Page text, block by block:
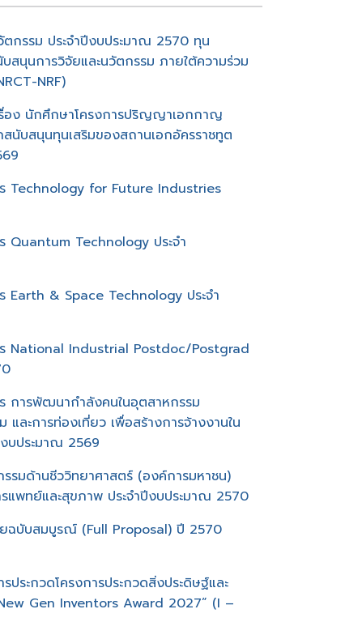
ตกรรม ประจำปีงบประมาณ 2570 ทุน
สนุนการวิจัยและนวัตกรรม ภายใต้ความร่วม
NRF)
อง นักศึกษาโครงการปริญญาเอกกาญ
นับสนุนทุนเสริมของสถานเอกอัครราชทูต
ร Technology for Future Industries
Quantum Technology ประจำ
Earth & Space Technology ประจำ
ร National Industrial Postdoc/Postgrad
การพัฒนากำลังคนในอุตสาหกรรม
ละการท่องเที่ยว เพื่อสร้างการจ้างงานใน
งบประมาณ 2569
รรมด้านชีววิทยาศาสตร์ (องค์การมหาชน)
แพทย์และสุขภาพ ประจำปีงบประมาณ 2570
ยฉบับสมบูรณ์ (Full Proposal) ปี 2570
ประกวดโครงการประกวดสิ่งประดิษฐ์และ
Gen Inventors Award 2027” (I –